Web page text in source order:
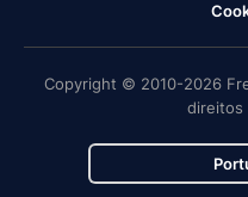
Copyright © 2010-2026
direitos